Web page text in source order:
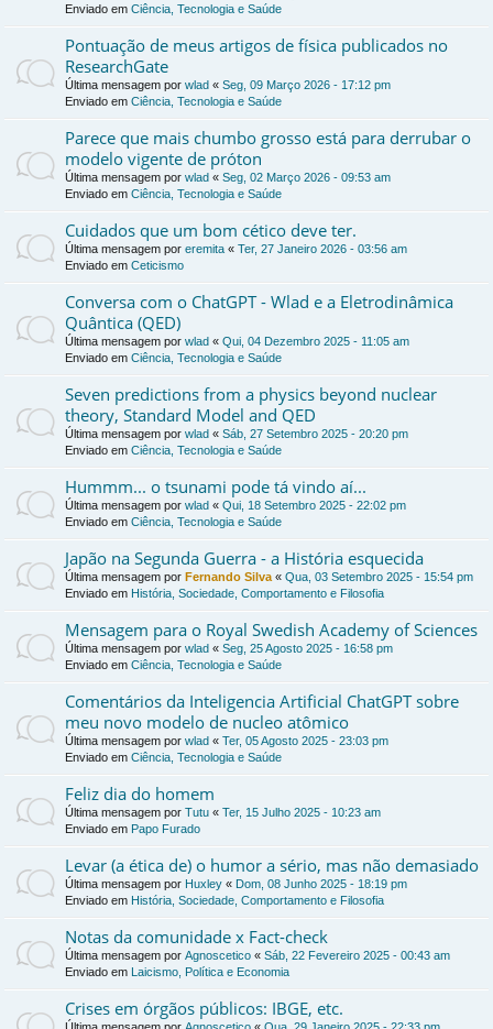
Enviado em Ciência, Tecnologia e Saúde
Pontuação de meus artigos de física publicados no
ResearchGate
Última mensagem por wlad « Seg, 09 Março 2026 - 17:12 pm
Enviado em Ciência, Tecnologia e Saúde
Parece que mais chumbo grosso está para derrubar o
modelo vigente de próton
Última mensagem por wlad « Seg, 02 Março 2026 - 09:53 am
Enviado em Ciência, Tecnologia e Saúde
Cuidados que um bom cético deve ter.
Última mensagem por eremita « Ter, 27 Janeiro 2026 - 03:56 am
Enviado em Ceticismo
Conversa com o ChatGPT - Wlad e a Eletrodinâmica
Quântica (QED)
Última mensagem por wlad « Qui, 04 Dezembro 2025 - 11:05 am
Enviado em Ciência, Tecnologia e Saúde
Seven predictions from a physics beyond nuclear
theory, Standard Model and QED
Última mensagem por wlad « Sáb, 27 Setembro 2025 - 20:20 pm
Enviado em Ciência, Tecnologia e Saúde
Hummm... o tsunami pode tá vindo aí...
Última mensagem por wlad « Qui, 18 Setembro 2025 - 22:02 pm
Enviado em Ciência, Tecnologia e Saúde
Japão na Segunda Guerra - a História esquecida
Última mensagem por Fernando Silva « Qua, 03 Setembro 2025 - 15:54 pm
Enviado em História, Sociedade, Comportamento e Filosofia
Mensagem para o Royal Swedish Academy of Sciences
Última mensagem por wlad « Seg, 25 Agosto 2025 - 16:58 pm
Enviado em Ciência, Tecnologia e Saúde
Comentários da Inteligencia Artificial ChatGPT sobre
meu novo modelo de nucleo atômico
Última mensagem por wlad « Ter, 05 Agosto 2025 - 23:03 pm
Enviado em Ciência, Tecnologia e Saúde
Feliz dia do homem
Última mensagem por Tutu « Ter, 15 Julho 2025 - 10:23 am
Enviado em Papo Furado
Levar (a ética de) o humor a sério, mas não demasiado
Última mensagem por Huxley « Dom, 08 Junho 2025 - 18:19 pm
Enviado em História, Sociedade, Comportamento e Filosofia
Notas da comunidade x Fact-check
Última mensagem por Agnoscetico « Sáb, 22 Fevereiro 2025 - 00:43 am
Enviado em Laicismo, Política e Economia
Crises em órgãos públicos: IBGE, etc.